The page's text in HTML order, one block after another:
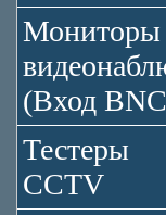
Мониторы
(Вход
Тестеры
CCTV